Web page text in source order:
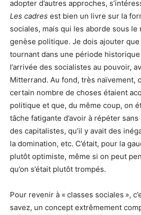
adopter d’autres approches,
Les cadres est bien un livre sur la
sociales, mais qui les aborde sous
genèse politique. Je dois ajouter que
tournant dans une période
l’arrivée des socialistes au pouvoir,
Mitterrand. Au fond, très naïvement,
certain nombre de choses étaient
politique et que, du même coup, on
tâche fatigante d’avoir à répéter sans
des capitalistes, qu’il y avait des
la domination, etc. C’était, pour la
plutôt optimiste, même si on peut
qu’on s’était plutôt trompés.
Pour revenir à « classes sociales »,
savez, un concept extrêmement